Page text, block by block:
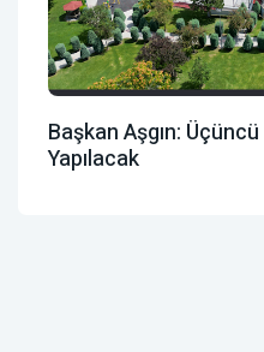
Başkan Aşgın:
Yapılacak